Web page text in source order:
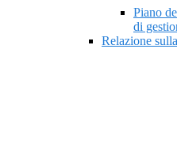
Piano
di
Relazione